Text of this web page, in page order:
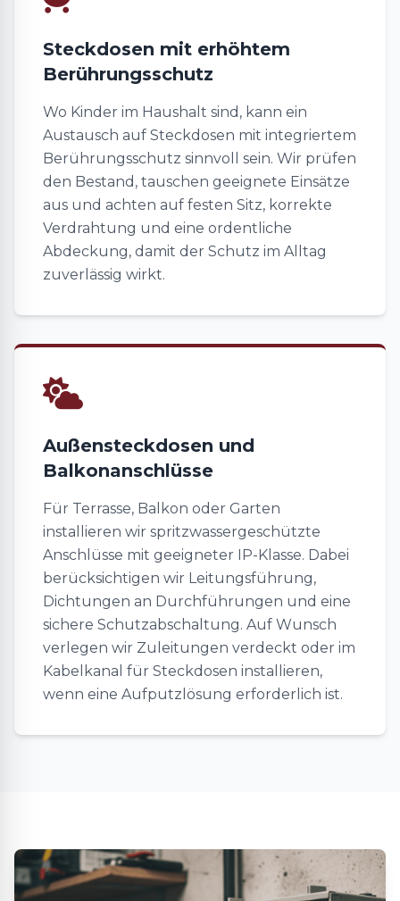
Steckdosen mit erhöhtem
Berührungsschutz
Wo Kinder im Haushalt sind, kann ein
Austausch auf Steckdosen mit integriertem
Berührungsschutz sinnvoll sein. Wir prüfen
den Bestand, tauschen geeignete Einsätze
aus und achten auf festen Sitz, korrekte
Verdrahtung und eine ordentliche
Abdeckung, damit der Schutz im Alltag
zuverlässig wirkt.
Außensteckdosen und
Balkonanschlüsse
Für Terrasse, Balkon oder Garten
installieren wir spritzwassergeschützte
Anschlüsse mit geeigneter IP-Klasse. Dabei
berücksichtigen wir Leitungsführung,
Dichtungen an Durchführungen und eine
sichere Schutzabschaltung. Auf Wunsch
verlegen wir Zuleitungen verdeckt oder im
Kabelkanal für Steckdosen installieren,
wenn eine Aufputzlösung erforderlich ist.